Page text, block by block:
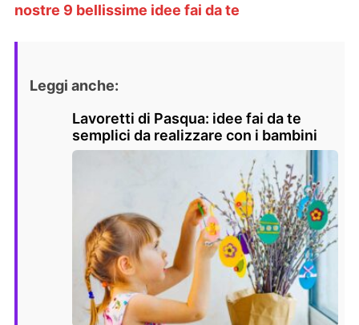
nostre 9 bellissime idee fai da te
Leggi anche:
Lavoretti di Pasqua: idee fai da te
semplici da realizzare con i bambini